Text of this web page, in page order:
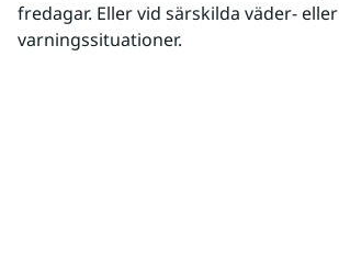
fredagar. Eller vid särskilda väder- eller
varningssituationer.